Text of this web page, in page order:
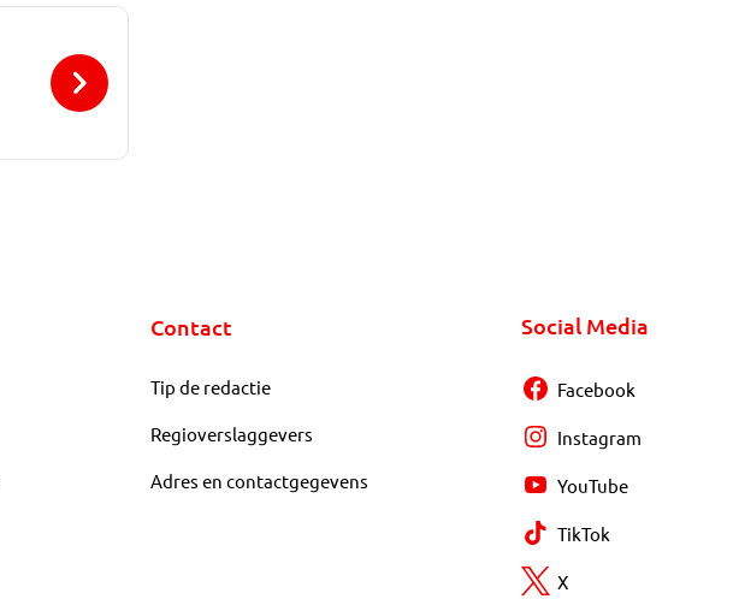
Contact
Tip de redactie
Regioverslaggevers
Adres en contactgegevens
Social Media
Facebook
Instagram
YouTube
TikTok
X